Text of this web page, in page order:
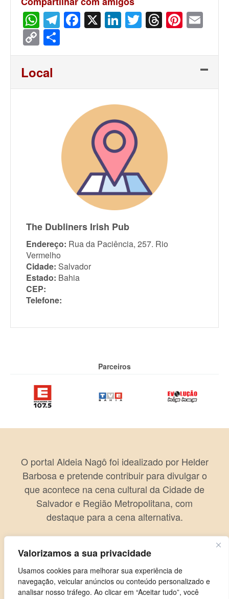
Valorizamos a sua privacidade
Usamos cookies para melhorar sua experiência de
navegação, veicular anúncios ou conteúdo personalizado e
analisar nosso tráfego. Ao clicar em “Aceitar tudo”, você
WhatsApp
Telegram
Facebook
X LinkedIn
Twitter
Threads
Copy
Link
Local
The Dubliners Irish Pub
Endereço: Rua da Paciência, 257. Rio
Vermelho
Cidade: Salvador
Estado: Bahia
CEP:
Telefone:
Parceiros
O portal Aldeia Nagô foi idealizado por Helder
Barbosa e pretende contribuir para divulgar o
que acontece na cena cultural da Cidade de
Salvador e Região Metropolitana, com
destaque para a cena alternativa.